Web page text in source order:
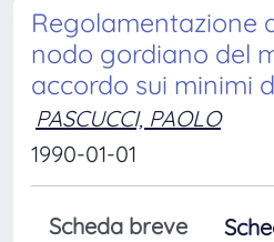
Regolamentazione
nodo gordiano del
accordo sui minimi
PASCUCCI, PAOLO
1990-01-01
Scheda breve